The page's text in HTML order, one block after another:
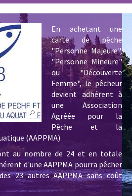
En achetant une
carte de pêche
"Personne Majeure",
"Personne Mineure"
ou "Découverte
Femme", le pêcheur
devient adhérent à
une Association
Agréée pour la
Pêche et la
(AAPPMA).
au nombre de 24 et en totale
d'une AAPPMA pourra pêcher
23 autres AAPPMA sans coût